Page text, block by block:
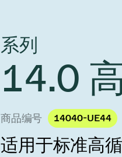
year 2026 Results
Ad hoc announcement
LR
系列
14.0
商品编号 14040-UE44
适用于标准高